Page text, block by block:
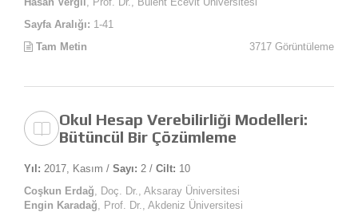
Sayfa Aralığı: 1-41
Tam Metin
3717 Görüntüleme
Okul Hesap Verebilirliği Modelleri:
Bütüncül Bir Çözümleme
Yıl: 2017, Kasım / Sayı: 2 / Cilt: 10
Coşkun Erdağ , Doç. Dr., Aksaray Üniversitesi
Engin Karadağ , Prof. Dr., Akdeniz Üniversitesi